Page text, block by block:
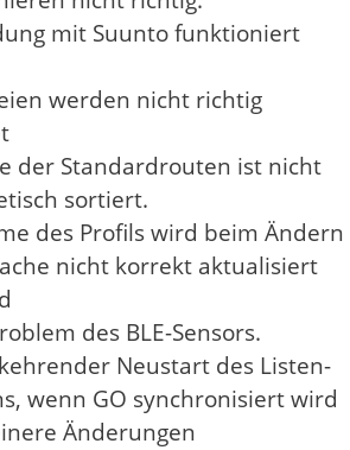
mit Suunto funktioniert
werden nicht richtig
der Standardrouten ist nicht
sortiert.
des Profils wird beim Ändern
nicht korrekt aktualisiert
des BLE-Sensors.
Neustart des Listen-
wenn GO synchronisiert wird
Änderungen